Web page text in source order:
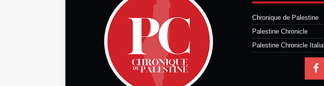
Chronique de Palestine
Palestine Chronicle
Palestine Chronicle Italia